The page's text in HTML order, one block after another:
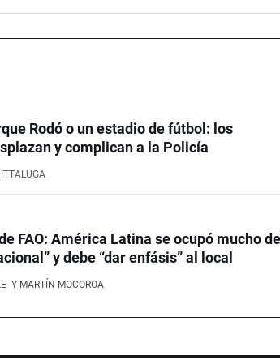
Rodó o un estadio de fútbol: los
y complican a la Policía
FAO: América Latina se ocupó mucho
y debe “dar enfásis” al local
Y MARTÍN MOCOROA